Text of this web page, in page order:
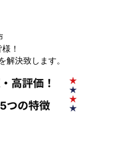
！
解決致します。